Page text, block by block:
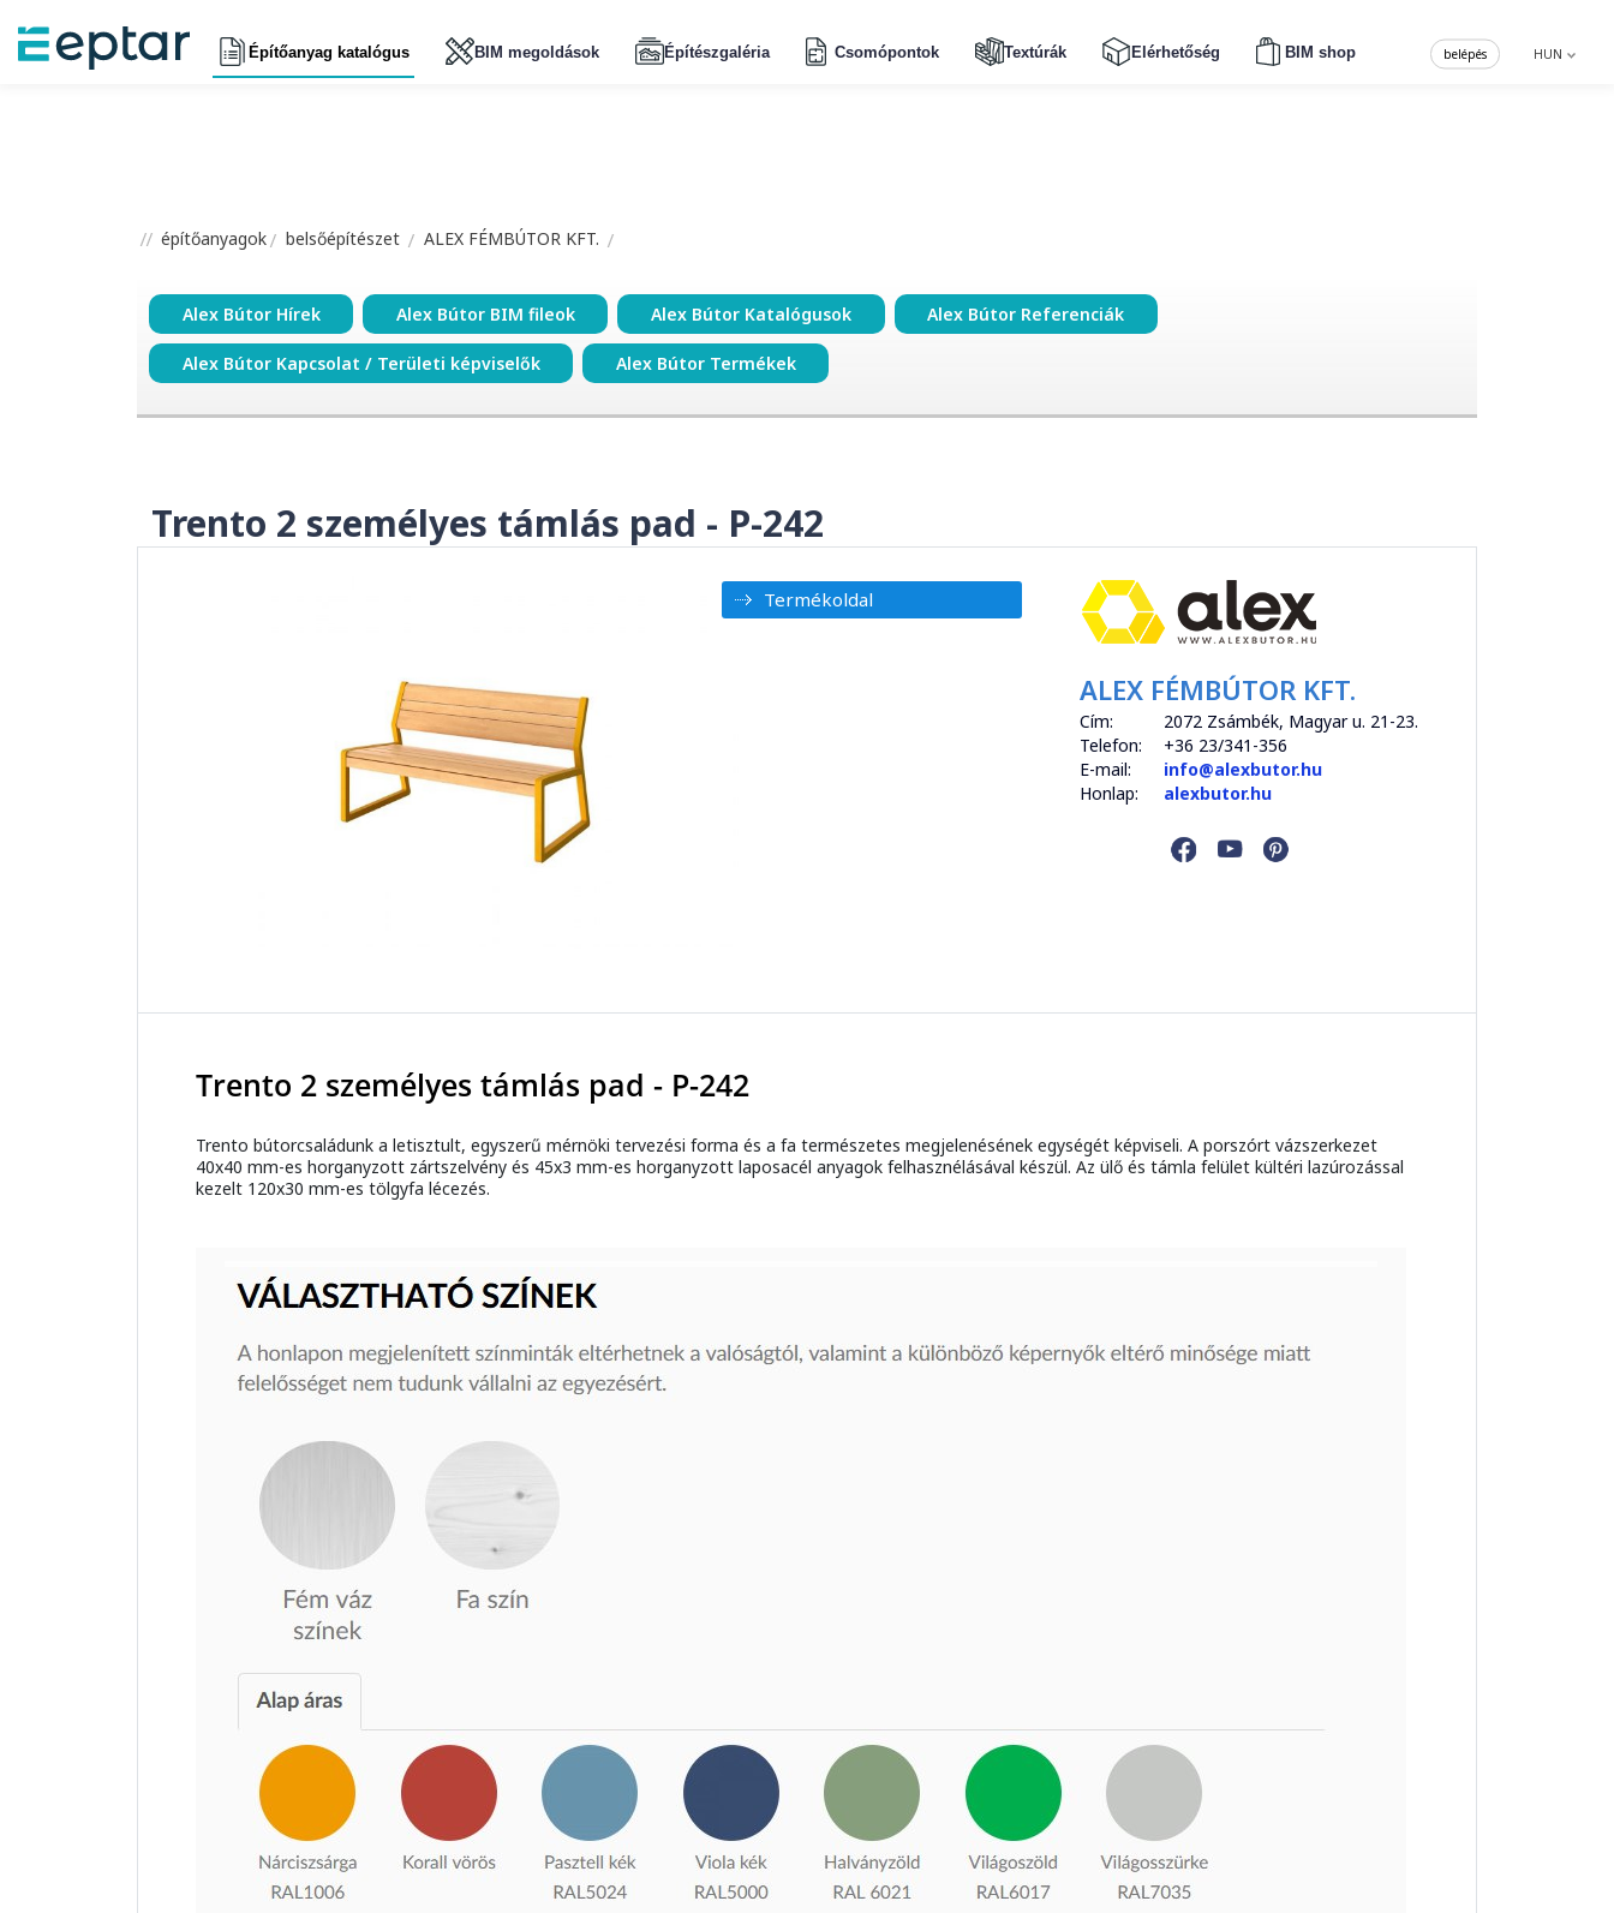
Építőanyag katalógus BIM megoldások Építészgaléria Csomópontok Textúrák Elérhetőség BIM shop HUN
belépés
építőanyagok belsőépítészet ALEX FÉMBÚTOR KFT.
Alex Bútor Hírek Alex Bútor BIM fileok Alex Bútor Katalógusok Alex Bútor Referenciák
Alex Bútor Kapcsolat / Területi képviselők Alex Bútor Termékek
Trento 2 személyes támlás pad - P-242
Termékoldal
ALEX FÉMBÚTOR KFT.
Cím:
2072 Zsámbék, Magyar u. 21-23.
Telefon:
+36 23/341-356
E-mail:
info@alexbutor.hu
Honlap:
alexbutor.hu
Trento 2 személyes támlás pad - P-242
Trento bútorcsaládunk a letisztult, egyszerű mérnöki tervezési forma és a fa természetes megjelenésének egységét képviseli. A porszórt vázszerkezet
40x40 mm-es horganyzott zártszelvény és 45x3 mm-es horganyzott laposacél anyagok felhasznélásával készül. Az ülő és támla felület kültéri lazúrozással
kezelt 120x30 mm-es tölgyfa lécezés.